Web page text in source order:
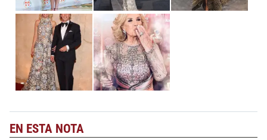
EN ESTA NOTA